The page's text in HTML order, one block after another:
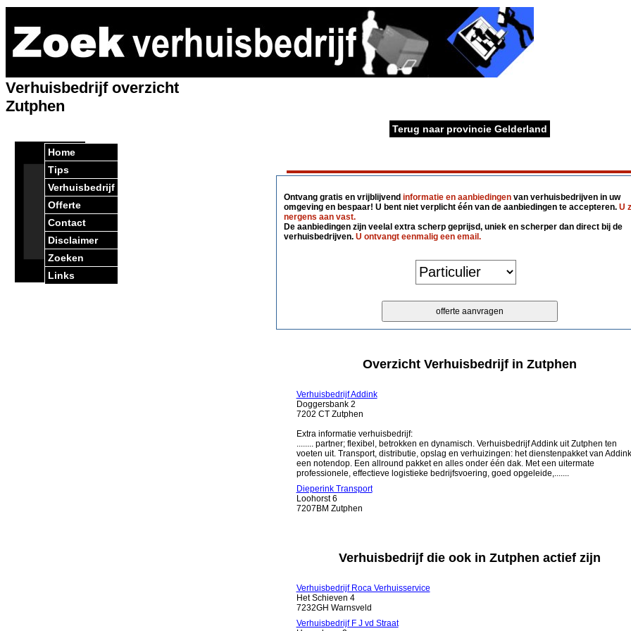
Home
Tips
Verhuisbedrijf
Offerte
Contact
Disclaimer
Zoeken
Links
Verhuisbedrijf overzicht
Zutphen
Terug naar provincie Gelderland
Ontvang gratis en vrijblijvend informatie en aanbiedingenvan verhuisbedrijven in uw
omgeving en bespaar! U bent niet verplicht één van de aanbiedingen te accepteren. U
nergens aan vast.
De aanbiedingen zijn veelal extra scherp geprijsd, uniek en scherper dan direct bij de
verhuisbedrijven. U ontvangt eenmalig een email.
Overzicht Verhuisbedrijf in Zutphen
Verhuisbedrijf Addink
Doggersbank 2
7202 CT Zutphen
Extra informatie verhuisbedrijf:
........ partner; flexibel, betrokken en dynamisch. Verhuisbedrijf Addink uit Zutphen ten
voeten uit. Transport, distributie, opslag en verhuizingen: het dienstenpakket van
een notendop. Een allround pakket en alles onder één dak. Met een uitermate
professionele, effectieve logistieke bedrijfsvoering, goed opgeleide,.......
Dieperink Transport
Loohorst 6
7207BM Zutphen
Verhuisbedrijf die ook in Zutphen actief zijn
Verhuisbedrijf Roca Verhuisservice
Het Schieven 4
7232GH Warnsveld
Verhuisbedrijf F J vd Straat